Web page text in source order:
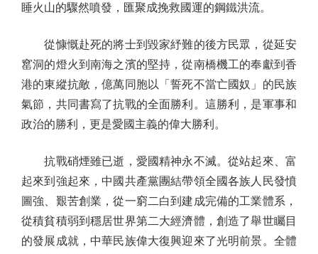
睡火山的驟然噴發，匯聚成挽救國運的鋼鐵洪流。
從慷慨赴死的將士到毀家紓難的後方民眾，從延安
窰洞的燈火到南海之濱的堅持，從南橋機工的奉獻到香
港的東縱抗敵，億萬同胞以「誓死不當亡國奴」的民族
氣節，共同書寫了抗戰的全面勝利。這勝利，是軍事和
政治的勝利，更是愛國主義的偉大勝利。
抗戰硝煙雖已逝，愛國精神永不滅。從站起來、富
起來到強起來，中國共產黨團結帶領全國各族人民發憤
圖強、艱苦創業，從一窮二白到建成完備的工業體系，
從積貧積弱到穩居世界第二大經濟體，創造了舉世矚目
的發展成就，中華民族偉大復興迎來了光明前景。全體